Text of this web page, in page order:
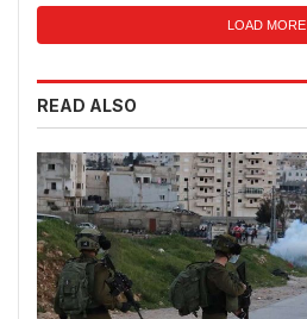
LOAD MORE
READ ALSO